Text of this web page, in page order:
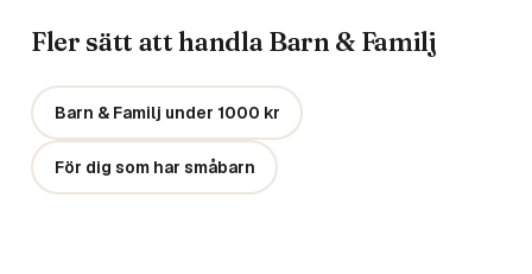
Fler sätt att handla Barn & Familj
Barn & Familj under 1000 kr
För dig som har småbarn